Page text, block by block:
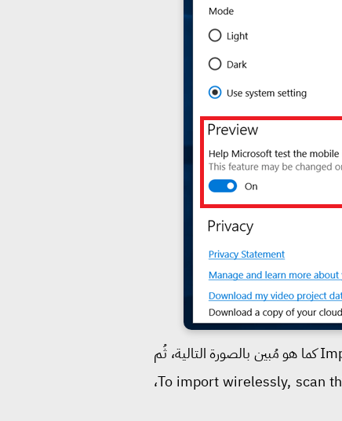
سنقوم الآن بغلق تطبيق Photos، ثُم فتحه من جديد. بعد ذلك سنقوم من أعلى التطبيق بالضغط على Import كما هو مُبين بالصورة التالية، ثُم
من القائمة سنضغط على الاختيار المُسمى From mobile over WiFi. بعد ذلك ستظهر لك نافذة To import wirelessly, scan this code،